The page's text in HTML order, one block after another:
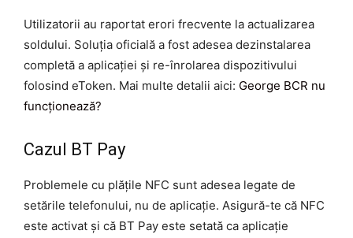
Utilizatorii au raportat erori frecvente la actualizarea
soldului. Soluția oficială a fost adesea dezinstalarea
completă a aplicației și re-înrolarea dispozitivului
folosind eToken. Mai multe detalii aici: George BCR nu
funcționează?
Cazul BT Pay
Problemele cu plățile NFC sunt adesea legate de
setările telefonului, nu de aplicație. Asigură-te că NFC
este activat și că BT Pay este setată ca aplicație